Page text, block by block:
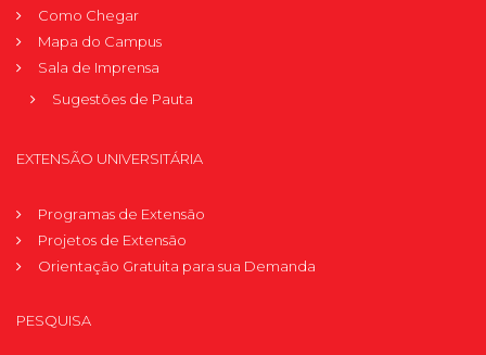
Como Chegar
Mapa do Campus
Sala de Imprensa
Sugestões de Pauta
EXTENSÃO UNIVERSITÁRIA
Programas de Extensão
Projetos de Extensão
Orientação Gratuita para sua Demanda
PESQUISA